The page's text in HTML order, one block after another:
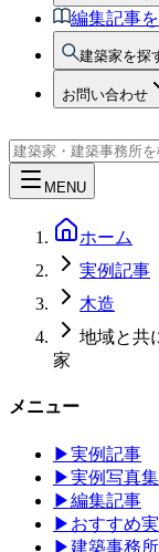
編集記事
建築家を探
お問い合わせ
MENU
ホーム
実例記事
木造
地域と共
家
メニュー
▶実例記事
▶実例写真集
▶編集記事
▶ おすすめ
▶建築事務所